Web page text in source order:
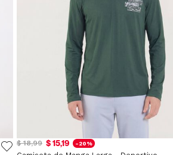
$ 18,99 $ 15,19 -20%